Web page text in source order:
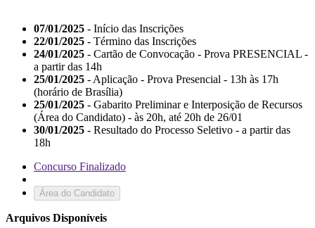
07/01/2025 - Início das Inscrições
22/01/2025 - Término das Inscrições
24/01/2025 - Cartão de Convocação - Prova PRESENCIAL -
a partir das 14h
25/01/2025 - Aplicação - Prova Presencial - 13h às 17h
(horário de Brasília)
25/01/2025 - Gabarito Preliminar e Interposição de Recursos
(Área do Candidato) - às 20h, até 20h de 26/01
30/01/2025 - Resultado do Processo Seletivo - a partir das
18h
Concurso Finalizado
Área do Candidato
Arquivos Disponíveis